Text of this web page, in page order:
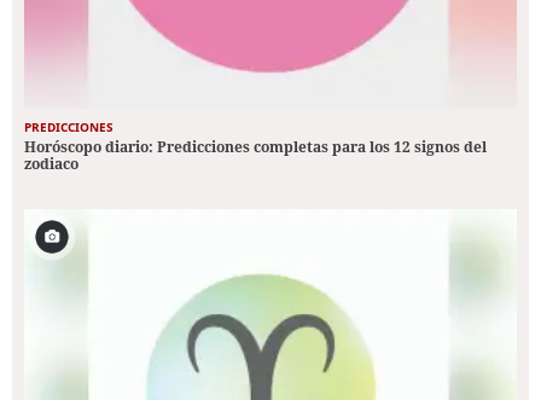
PREDICCIONES
Horóscopo diario: Predicciones completas para los 12 signos del
zodiaco